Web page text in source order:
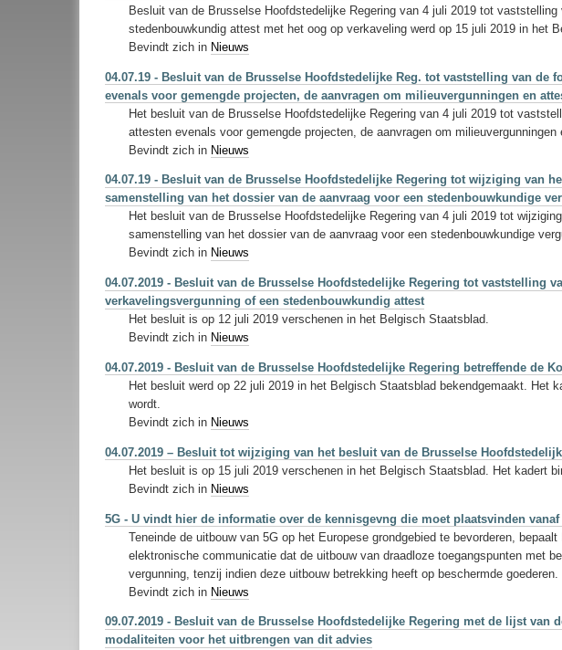
Besluit van de Brusselse Hoofdstedelijke Regering van 4 juli 2019 tot
stedenbouwkundig attest met het oog op verkaveling werd op 15 juli 2019 in het
Bevindt zich in Nieuws
04.07.19 - Besluit van de Brusselse Hoofdstedelijke Reg. tot vaststelling van
evenals voor gemengde projecten, de aanvragen om milieuvergunningen en
Het besluit van de Brusselse Hoofdstedelijke Regering van 4 juli 2019 tot
attesten evenals voor gemengde projecten, de aanvragen om
Bevindt zich in Nieuws
04.07.19 - Besluit van de Brusselse Hoofdstedelijke Regering tot wijziging van
samenstelling van het dossier van de aanvraag voor een stedenbouwkundige
Het besluit van de Brusselse Hoofdstedelijke Regering van 4 juli 2019 tot
samenstelling van het dossier van de aanvraag voor een stedenbouwkundige
Bevindt zich in Nieuws
04.07.2019 - Besluit van de Brusselse Hoofdstedelijke Regering tot
verkavelingsvergunning of een stedenbouwkundig attest
Het besluit is op 12 juli 2019 verschenen in het Belgisch Staatsblad.
Bevindt zich in Nieuws
04.07.2019 - Besluit van de Brusselse Hoofdstedelijke Regering betreffende
Het besluit werd op 22 juli 2019 in het Belgisch Staatsblad bekendgemaakt. Het
wordt.
Bevindt zich in Nieuws
04.07.2019 – Besluit tot wijziging van het besluit van de Brusselse
Het besluit is op 15 juli 2019 verschenen in het Belgisch Staatsblad. Het kadert
Bevindt zich in Nieuws
5G - U vindt hier de informatie over de kennisgevng die moet plaatsvinden
Teneinde de uitbouw van 5G op het Europese grondgebied te bevorderen,
elektronische communicatie dat de uitbouw van draadloze toegangspunten met
vergunning, tenzij indien deze uitbouw betrekking heeft op beschermde goederen.
Bevindt zich in Nieuws
09.07.2019 - Besluit van de Brusselse Hoofdstedelijke Regering met de lijst
modaliteiten voor het uitbrengen van dit advies